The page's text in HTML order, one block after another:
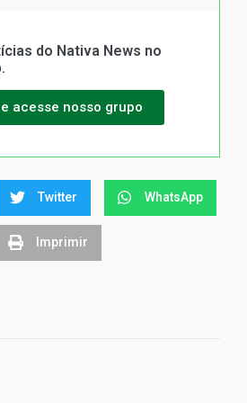
do Nativa News no
acesse nosso grupo
Twitter WhatsApp
Imprimir